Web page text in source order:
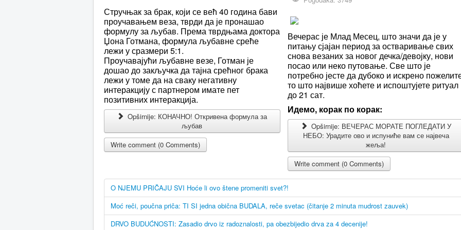
Стручњак за брак, који се већ 40 година бави
проучавањем веза, тврди да је пронашао
формулу за љубав. Према тврдњама доктора
Џона Готмана, формула љубавне среће
лежи у сразмери 5:1.
Проучавајући љубавне везе, Готман је
дошао до закључка да тајна срећног брака
лежи у томе да на сваку негативну
интеракцију с партнером имате пет
позитивних интеракција.
Opširnije: КОНАЧНО! Откривена формула за
љубав
Write comment (0 Comments)
Вечерас је Млад Месец, што значи да је у
питању сјајан период за остваривање свих
снова везаних за новог дечка/девојку, нови
посао или неко путовање. Све што је
потребно јесте да дубоко и искрено
то што највише хоћете и испоштујете ритуал
до 21 сат.
Идемо, корак по корак:
Opširnije: ВЕЧЕРАС МОРАТЕ ПОГЛЕДАТИ У
НЕБО: Урадите ово и испуниће вам се највеча
жеља!
Write comment (0 Comments)
O NJEMU PRIČAJU SVI Hoće li ovo štene promeniti svet?!
Moć reči, poučna priča: TI SI jedna obična BUDALA, reče svetac (čitanje 2 minuta mudrost zauvek)
DRVO BUDUĆNOSTI: Zasadio drvo iz radoznalosti, pa obezbijedio drva za 4 decenije!